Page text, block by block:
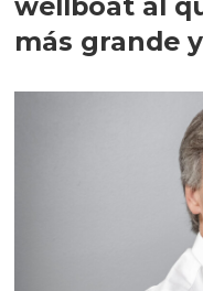
más grande